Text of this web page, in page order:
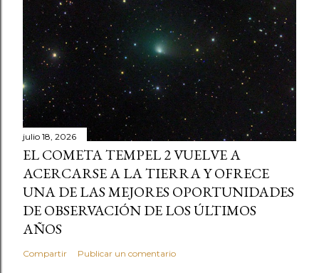
julio 18, 2026
EL COMETA TEMPEL 2 VUELVE A
ACERCARSE A LA TIERRA Y OFRECE
UNA DE LAS MEJORES OPORTUNIDADES
DE OBSERVACIÓN DE LOS ÚLTIMOS
AÑOS
Compartir Publicar un comentario